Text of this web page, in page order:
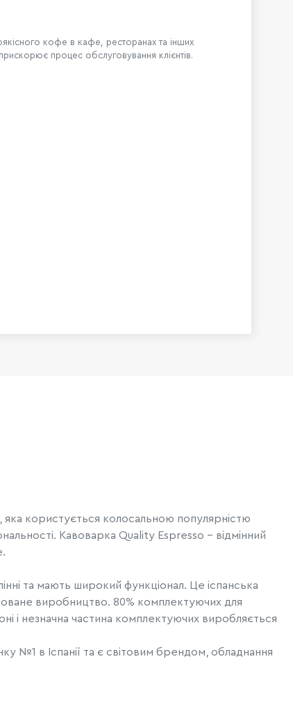
кофе в кафе, ресторанах та інших
процес обслуговування клієнтів.
яка користується колосальною популярністю
Кавоварка Quality Espresso - відмінний
та мають широкий функціонал. Це іспанська
виробництво. 80% комплектуючих для
і незначна частина комплектуючих виробляється
№1 в Іспанії та є світовим брендом, обладнання